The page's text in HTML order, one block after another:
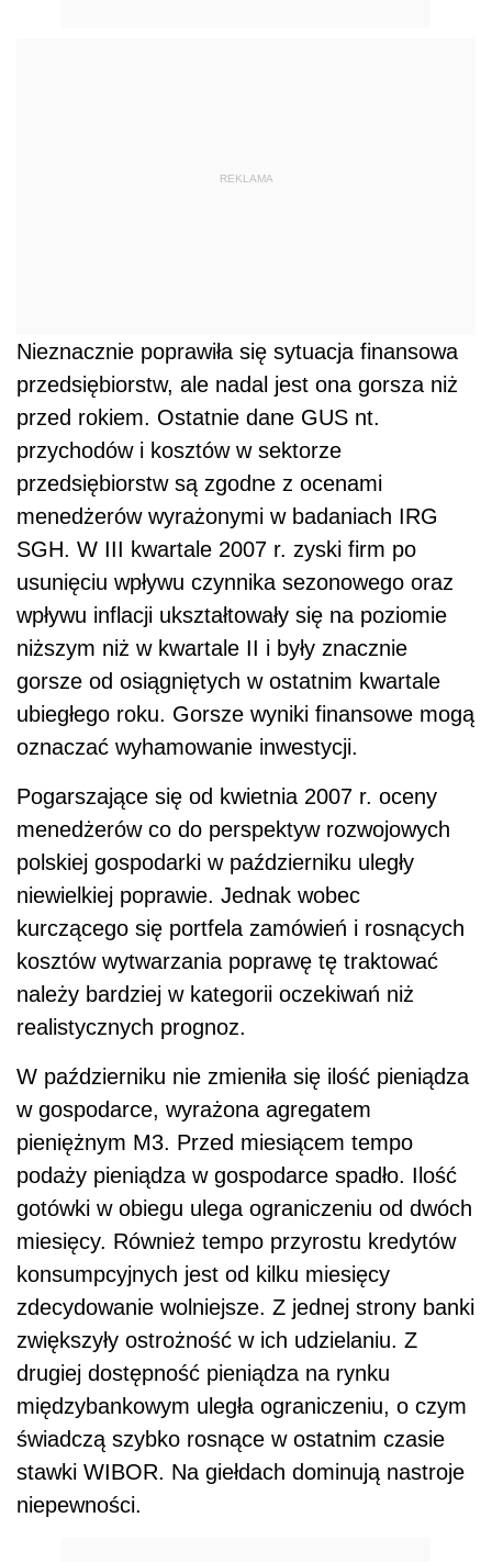
REKLAMA
Nieznacznie poprawiła się sytuacja finansowa
przedsiębiorstw, ale nadal jest ona gorsza niż
przed rokiem. Ostatnie dane GUS nt.
przychodów i kosztów w sektorze
przedsiębiorstw są zgodne z ocenami
menedżerów wyrażonymi w badaniach IRG
SGH. W III kwartale 2007 r. zyski firm po
usunięciu wpływu czynnika sezonowego oraz
wpływu inflacji ukształtowały się na poziomie
niższym niż w kwartale II i były znacznie
gorsze od osiągniętych w ostatnim kwartale
ubiegłego roku. Gorsze wyniki finansowe mogą
oznaczać wyhamowanie inwestycji.
Pogarszające się od kwietnia 2007 r. oceny
menedżerów co do perspektyw rozwojowych
polskiej gospodarki w październiku uległy
niewielkiej poprawie. Jednak wobec
kurczącego się portfela zamówień i rosnących
kosztów wytwarzania poprawę tę traktować
należy bardziej w kategorii oczekiwań niż
realistycznych prognoz.
W październiku nie zmieniła się ilość pieniądza
w gospodarce, wyrażona agregatem
pieniężnym M3. Przed miesiącem tempo
podaży pieniądza w gospodarce spadło. Ilość
gotówki w obiegu ulega ograniczeniu od dwóch
miesięcy. Również tempo przyrostu kredytów
konsumpcyjnych jest od kilku miesięcy
zdecydowanie wolniejsze. Z jednej strony banki
zwiększyły ostrożność w ich udzielaniu. Z
drugiej dostępność pieniądza na rynku
międzybankowym uległa ograniczeniu, o czym
świadczą szybko rosnące w ostatnim czasie
stawki WIBOR. Na giełdach dominują nastroje
niepewności.